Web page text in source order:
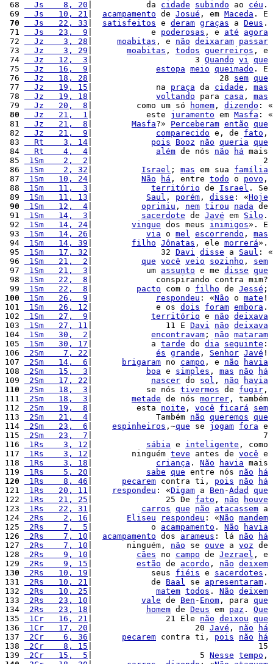
68
  Js    8, 20
|           da cidade subindo ao céu .
69
  Js   10, 21
acampamento de Josué , em Maceda . E
70
  Js   22, 33
satisfeitos e deram graças a Deus .
71
  Js   23,  9
|            e poderosas , e até
agora
72
  Jz    3, 28
moabitas , e não deixaram passar
73
  Jz    3, 29
moabitas , todos guerreiros , e
74
  Jz   12,  3
|                     3 Quando vi que
75
  Jz   16,  9
estopa meio queimado . E
76
  Jz   18, 28
|                          28 sem que
77
  Jz   19, 15
|             na praça da cidade , mas
78
  Jz   19, 18
voltando para casa , mas
79
  Jz   20,  8
|         como um só homem , dizendo : «
80
  Jz   21,  1
|           este juramento em Masfa : «
81
  Jz   21,  8
Masfa?» Perceberam então que
82
  Jz   21,  9
comparecido e, de fato ,
83
  Rt    3, 14
pois Booz não queria que
84
  Rt    4,  4
além de nós não há mais
85
1Sm    2,  2 |                                   2
86
1Sm    2, 32 Israel ; mas em sua família
87
1Sm   10, 24 Não há , entre todo o povo ,
88
1Sm   11,  3 território de Israel . Se
89
1Sm   11, 13 Saul , porém , disse : «Hoje
90
1Sm   12,  4 oprimiu , nem tirou nada de
91
1Sm   14,  3 sacerdote de Javé em Silo .
92
1Sm   14, 24 vingue dos meus inimigos». E
93
1Sm   14, 26 via o mel escorrendo , mas
94
1Sm   14, 39 filho Jônatas , ele morrerá».
95
1Sm   17, 32 |              32 Davi disse a Saul : «
96
1Sm   21,  2 que você veio sozinho , sem
97
1Sm   21,  3 |           um assunto e me disse que
98
1Sm   22,  8 |             conspirando contra mim?
99
1Sm   22,  8 pacto com o filho de Jessé ;
100
1Sm   26,  9 respondeu : «Não o mate !
101
1Sm   26, 12 |             e os dois foram embora .
102
1Sm   27,  9 território e não deixava
103
1Sm   27, 11 |               11 E Davi não deixava
104
1Sm   30,  2 encontravam ; não mataram
105
1Sm   30, 17 |            a tarde do dia seguinte :
106
2Sm    7, 22 és grande , Senhor Javé !
107
2Sm   14,  6 brigaram no campo , e não
havia
108
2Sm   15,  3 boa e simples , mas não
há
109
2Sm   17, 22 nascer do sol , não
havia
110
2Sm   18,  3 |           se nós tivermos de fugir ,
111
2Sm   18,  3 metade de nós morrer , também
112
2Sm   19,  8 |         esta noite , você ficará
sem
113
2Sm   21,  4 |             Também não queremos que
114
2Sm   23,  6 espinheiros ,~que se jogam fora e
115
2Sm   23,  7 |                                   7
116
1Rs    3, 12 sábia e inteligente , como
117
1Rs    3, 12 |        ninguém teve antes de você e
118
1Rs    3, 18 criança . Não havia mais
119
1Rs    5, 20 sabe que entre nós não
há
120
1Rs    8, 46 pecarem contra ti, pois não
há
121
1Rs   20, 11 respondeu : «Digam a Ben -Adad
que
122
1Rs   21, 25 |               25 De fato , não
houve
123
1Rs   22, 31 carros que não atacassem a
124
2Rs    2, 16 Eliseu respondeu : «Não mandem
125
2Rs    7,  5 |            o acampamento . Não
havia
126
2Rs    7, 10 acampamento dos arameus : lá não
há
127
2Rs    7, 10 |       ninguém, não se ouve a voz de
128
2Rs    9, 10 cães no campo de Jezrael , e
129
2Rs    9, 15 estão de acordo , não deixem
130
2Rs   10, 19 |            seus fiéis e sacerdotes .
131
2Rs   10, 21 |            de Baal se apresentaram .
132
2Rs   10, 25 matem todos . Não deixem
133
2Rs   23, 10 vale de Ben - Enom , para que
134
2Rs   23, 18 homem de Deus em paz . Que
135
1Cr   16, 21 |               21 Ele não deixou que
136
1Cr   17, 20 |                     20 Javé , não
há
137
2Cr    6, 36 pecarem contra ti, pois não
há
138
2Cr    8, 15 |                                  15
139
2Cr   15,  5 |                      5 Nesse tempo ,